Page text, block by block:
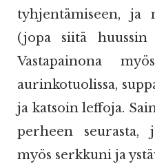
tyhjentämiseen, ja
(jopa siitä huussin
Vastapainona
aurinkotuolissa,
ja katsoin leffoja.
perheen seurasta,
myös serkkuni ja